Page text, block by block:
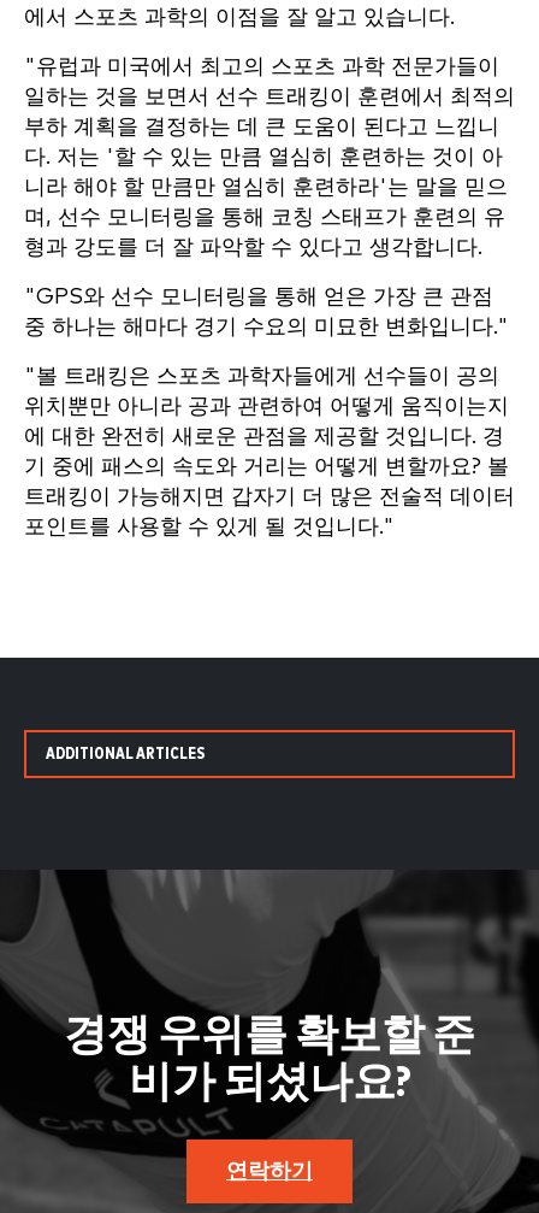
에서 스포츠 과학의 이점을 잘 알고 있습니다.
"유럽과 미국에서 최고의 스포츠 과학 전문가들이
일하는 것을 보면서 선수 트래킹이 훈련에서 최적의
부하 계획을 결정하는 데 큰 도움이 된다고 느낍니
다. 저는 '할 수 있는 만큼 열심히 훈련하는 것이 아
니라 해야 할 만큼만 열심히 훈련하라'는 말을 믿으
며, 선수 모니터링을 통해 코칭 스태프가 훈련의 유
형과 강도를 더 잘 파악할 수 있다고 생각합니다.
"GPS와 선수 모니터링을 통해 얻은 가장 큰 관점
중 하나는 해마다 경기 수요의 미묘한 변화입니다."
"볼 트래킹은 스포츠 과학자들에게 선수들이 공의
위치뿐만 아니라 공과 관련하여 어떻게 움직이는지
에 대한 완전히 새로운 관점을 제공할 것입니다. 경
기 중에 패스의 속도와 거리는 어떻게 변할까요? 볼
트래킹이 가능해지면 갑자기 더 많은 전술적 데이터
포인트를 사용할 수 있게 될 것입니다."
ADDITIONAL ARTICLES
경쟁 우위를 확보할 준
비가 되셨나요?
연락하기